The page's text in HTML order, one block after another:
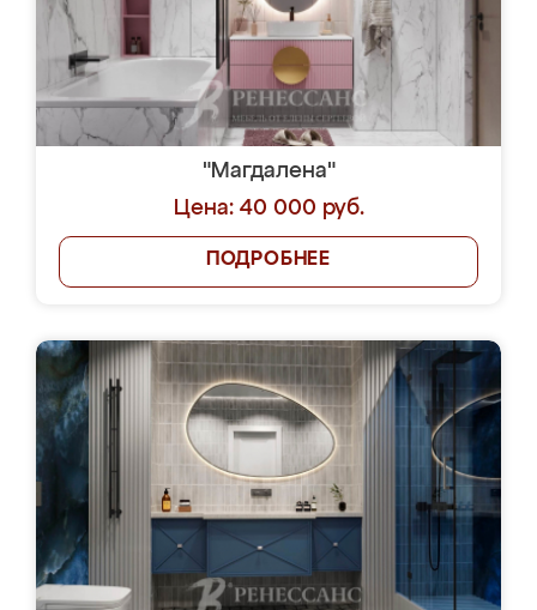
"Магдалена"
Цена: 40 000 руб.
ПОДРОБНЕЕ